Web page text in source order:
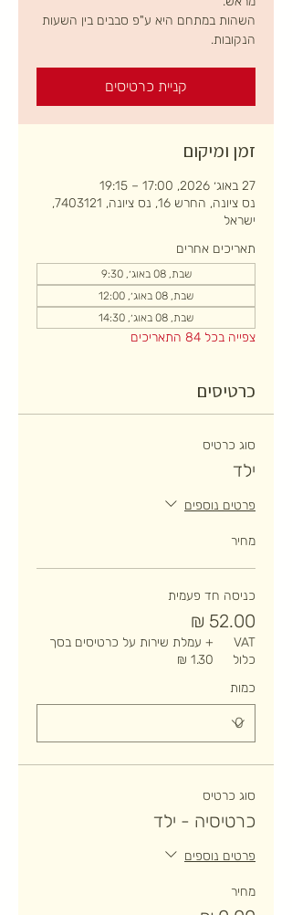
השהות במתחם היא ע"פ סבבים בין השעות
הנקובות.
קניית כרטיסים
זמן ומיקום
27 באוג׳ 2026, 17:00 – 19:15
נס ציונה, החרש 16, נס ציונה, 7403121,
ישראל
תאריכים אחרים
שבת, 08 באוג׳, 9:30
שבת, 08 באוג׳, 12:00
שבת, 08 באוג׳, 14:30
צפייה בכל 84 התאריכים
כרטיסים
סוג כרטיס
ילד
פרטים נוספים
מחיר
כניסה חד פעמית
VAT
כלול
+ עמלת שירות על כרטיסים בסך
כמות
סוג כרטיס
כרטיסיה - ילד
פרטים נוספים
מחיר